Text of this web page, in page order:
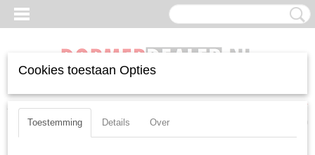
Inloggen Registreren UW WINKELWAGEN
Cookies toestaan Opties
Toestemming Details Over